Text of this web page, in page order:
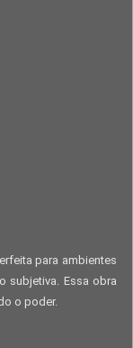
para ambientes
subjetiva. Essa obra
o poder.